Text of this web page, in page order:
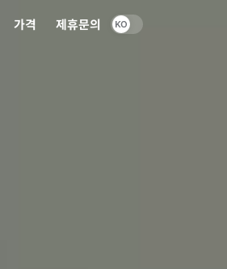
가격 제휴문의